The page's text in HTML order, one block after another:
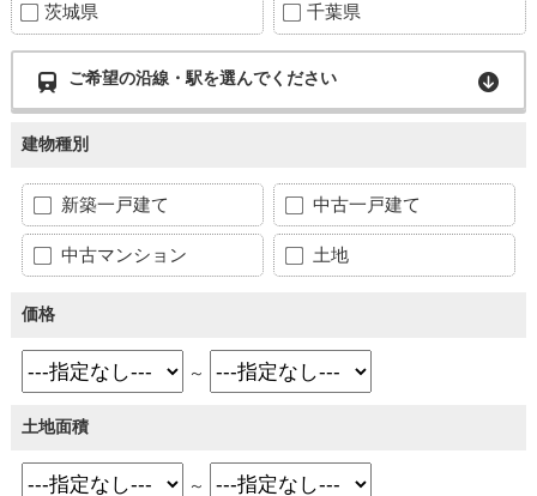
茨城県 千葉県
ご希望の沿線・駅を選んでください
建物種別
新築一戸建て 中古一戸建て
中古マンション 土地
価格
～
土地面積
～